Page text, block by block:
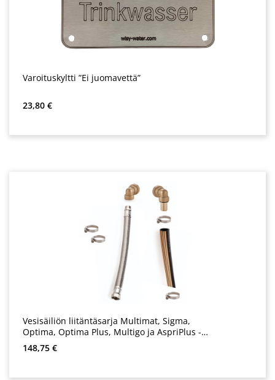
Varoituskyltti ”Ei juomavettä”
Normaali hinta:
23,80 €
Vesisäiliön liitäntäsarja Multimat, Sigma,
Optima, Optima Plus, Multigo ja AspriPlus -
vessanpönttöihin.
Normaali hinta:
148,75 €